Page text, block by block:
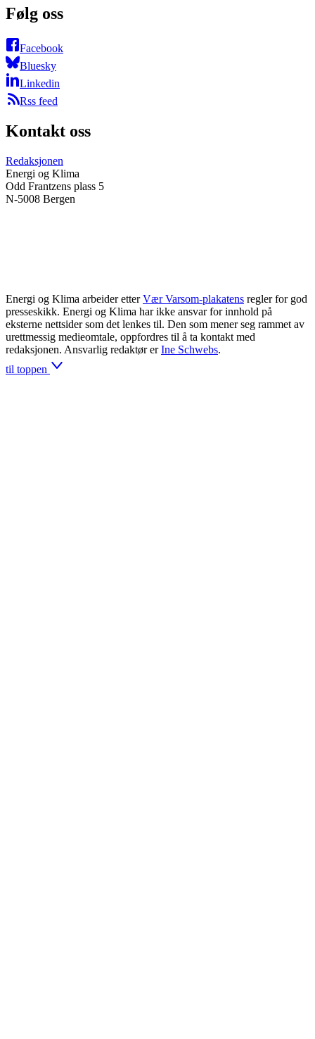
Følg oss
Facebook
Bluesky
Linkedin
Rss feed
Kontakt oss
Redaksjonen
Energi og Klima
Odd Frantzens plass 5
N-5008 Bergen
Energi og Klima arbeider etter Vær Varsom-plakatens regler for god
presseskikk. Energi og Klima har ikke ansvar for innhold på
eksterne nettsider som det lenkes til. Den som mener seg rammet av
urettmessig medieomtale, oppfordres til å ta kontakt med
redaksjonen. Ansvarlig redaktør er Ine Schwebs.
til toppen